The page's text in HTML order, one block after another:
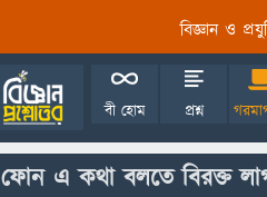
বিজ্ঞান ও
বী হোম প্রশ্ন
ফোন এ কথা বলতে বিরক্ত